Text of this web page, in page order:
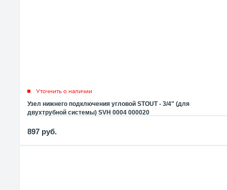
Уточнить о наличии
Узел нижнего подключения угловой STOUT - 3/4" (для
двухтрубной системы) SVH 0004 000020
897 руб.